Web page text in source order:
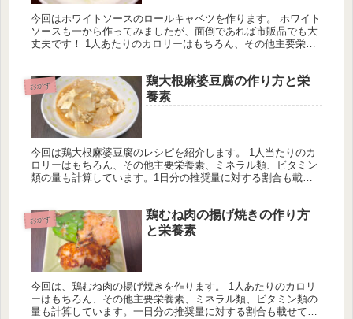
今回はホワイトソースのロールキャベツを作ります。 ホワイト
ソースも一から作ってみましたが、面倒であれば市販品でも大
丈夫です！ 1人あたりのカロリーはもちろん、その他主要栄養
おかず
鶏大根麻婆豆腐の作り方と栄
養素
今回は鶏大根麻婆豆腐のレシピを紹介します。 1人当たりのカ
ロリーはもちろん、その他主要栄養素、ミネラル類、ビタミン
類の量も計算しています。1日分の推奨量に対する割合も載せ
おかず
鶏むね肉の揚げ焼きの作り方
と栄養素
今回は、鶏むね肉の揚げ焼きを作ります。 1人あたりのカロリ
ーはもちろん、その他主要栄養素、ミネラル類、ビタミン類の
量も計算しています。一日分の推奨量に対する割合も載せてい